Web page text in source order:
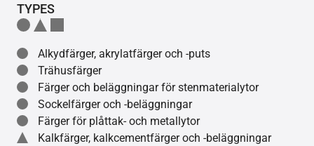
TYPES
Alkydfärger, akrylatfärger och -puts
Trähusfärger
Färger och beläggningar för stenmaterialytor
Sockelfärger och -beläggningar
Färger för plåttak- och metallytor
Kalkfärger, kalkcementfärger och -beläggningar